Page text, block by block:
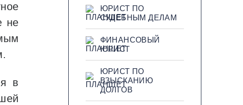
не
в
ЮРИСТ ПО
СУДЕБНЫМ ДЕЛАМ
ФИНАНСОВЫЙ
ЮРИСТ
ЮРИСТ ПО
ВЗЫСКАНИЮ
ДОЛГОВ